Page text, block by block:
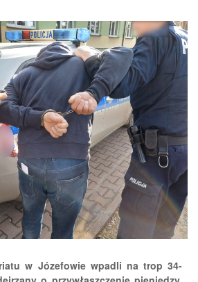
w Józefowie wpadli na trop 34-